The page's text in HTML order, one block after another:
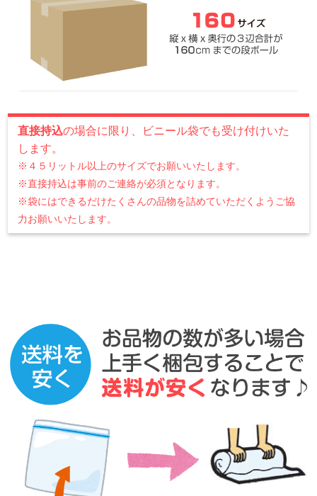
直接持込の場合に限り、ビニール袋でも受け付けいた
します。
※４５リットル以上のサイズでお願いいたします。
※直接持込は事前のご連絡が必須となります。
※袋にはできるだけたくさんの品物を詰めていただくようご協
力お願いいたします。